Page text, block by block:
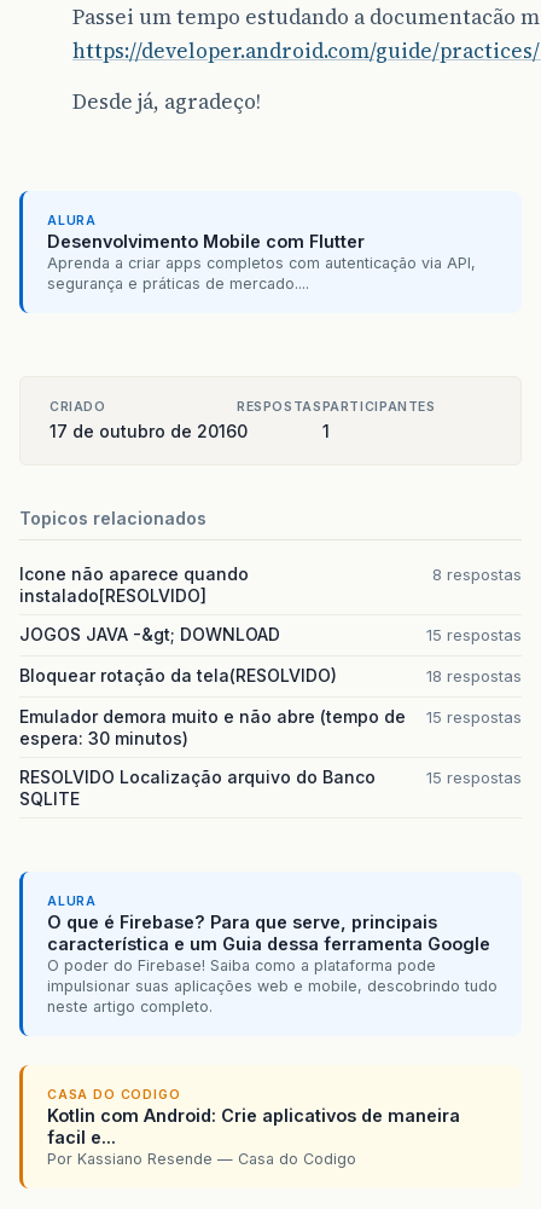
Passei um tempo estudando a documentacão
https://developer.android.com/guide/
Desde já, agradeço!
ALURA
Desenvolvimento Mobile com Flutter
Aprenda a criar apps completos com autenticação via API,
segurança e práticas de mercado....
CRIADO
17 de outubro de 2016
RESPOSTAS
0
PARTICIPANTES
1
Topicos relacionados
Icone não aparece quando
instalado[RESOLVIDO]
8 respostas
JOGOS JAVA -&gt; DOWNLOAD 15 respostas
Bloquear rotação da tela(RESOLVIDO) 18 respostas
Emulador demora muito e não abre (tempo de
espera: 30 minutos)
15 respostas
RESOLVIDO Localização arquivo do Banco
SQLITE
15 respostas
ALURA
O que é Firebase? Para que serve, principais
característica e um Guia dessa ferramenta Google
O poder do Firebase! Saiba como a plataforma pode
impulsionar suas aplicações web e mobile, descobrindo tudo
neste artigo completo.
CASA DO CODIGO
Kotlin com Android: Crie aplicativos de maneira
facil e...
Por Kassiano Resende — Casa do Codigo